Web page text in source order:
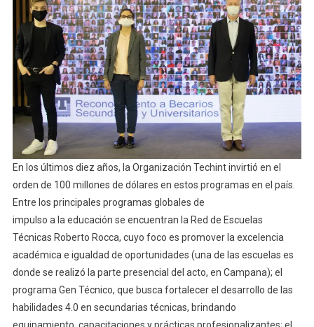
En los últimos diez años, la Organización Techint invirtió en el
orden de 100 millones de dólares en estos programas en el país.
Entre los principales programas globales de
impulso a la educación se encuentran la Red de Escuelas
Técnicas Roberto Rocca, cuyo foco es promover la excelencia
académica e igualdad de oportunidades (una de las escuelas es
donde se realizó la parte presencial del acto, en Campana); el
programa Gen Técnico, que busca fortalecer el desarrollo de las
habilidades 4.0 en secundarias técnicas, brindando
equipamiento, capacitaciones y prácticas profesionalizantes; el